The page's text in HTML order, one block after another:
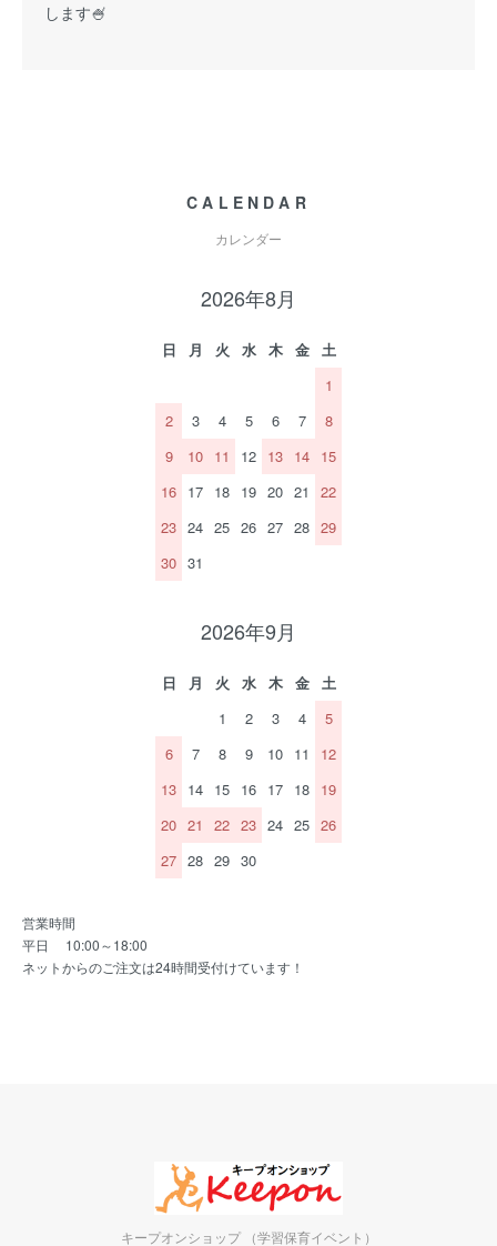
します🍧
CALENDAR
カレンダー
2026年8月
日 月 火 水 木 金
土
1
2
3 4 5 6 7
8
9
10 11 12 13 14 15
16 17 18 19 20 21
22
23 24 25 26 27 28 29
30 31
2026年9月
日 月 火 水 木 金
土
1
2 3 4
5
6
7 8 9 10 11
12
13 14 15 16 17 18 19
20 21 22 23 24 25 26
27 28 29 30
営業時間
平日 10:00～18:00
ネットからのご注文は24時間受付けています！
キープオンショップ （学習保育イベント）